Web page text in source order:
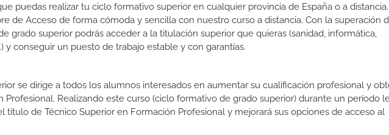
puedas realizar tu ciclo formativo superior en cualquier provincia de España o a distancia.
de Acceso de forma cómoda y sencilla con nuestro curso a distancia. Con la superación
grado superior podrás acceder a la titulación superior que quieras (sanidad, informática,
y conseguir un puesto de trabajo estable y con garantías.
se dirige a todos los alumnos interesados en aumentar su cualificación profesional y
Profesional. Realizando este curso (ciclo formativo de grado superior) durante un período
título de Técnico Superior en Formación Profesional y mejorará sus opciones de acceso al